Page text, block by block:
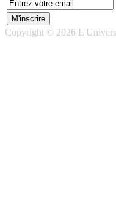
Copyright © 2026 L'Univers